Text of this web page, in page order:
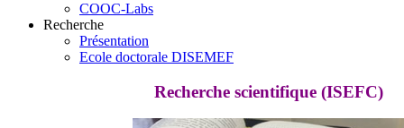
COOC-Labs
Recherche
Présentation
Ecole doctorale DISEMEF
Recherche scientifique (ISEFC)